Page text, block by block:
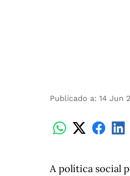
Publicado a: 14 Jun
A política social